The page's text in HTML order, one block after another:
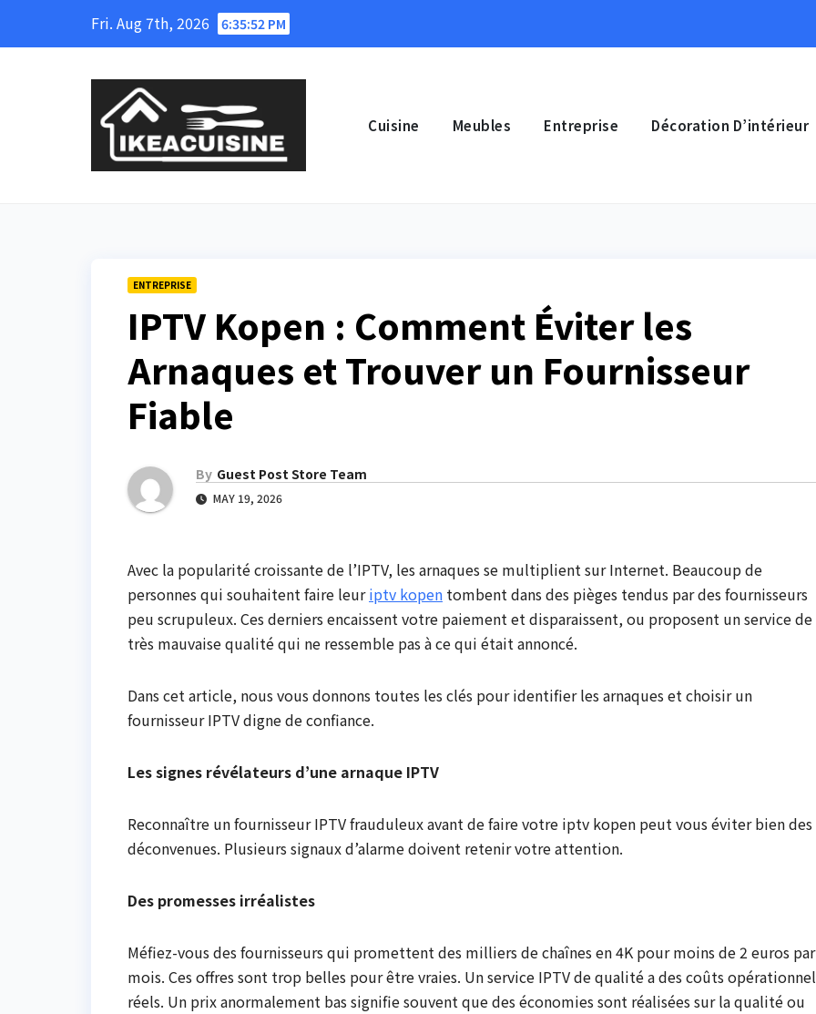
Fri. Aug 7th, 2026 6:35:52 PM
Cuisine Meubles Entreprise Décoration D’intérieur
ENTREPRISE
IPTV Kopen : Comment Éviter les
Arnaques et Trouver un Fournisseur
Fiable
By Guest Post Store Team
MAY 19, 2026
Avec la popularité croissante de l’IPTV, les arnaques se multiplient sur Internet. Beaucoup de
personnes qui souhaitent faire leuriptv kopen tombent dans des pièges tendus par des fournisseurs
peu scrupuleux. Ces derniers encaissent votre paiement et disparaissent, ou proposent un service de
très mauvaise qualité qui ne ressemble pas à ce qui était annoncé.
Dans cet article, nous vous donnons toutes les clés pour identifier les arnaques et choisir un
fournisseur IPTV digne de confiance.
Les signes révélateurs d’une arnaque IPTV
Reconnaître un fournisseur IPTV frauduleux avant de faire votre iptv kopen peut vous éviter bien des
déconvenues. Plusieurs signaux d’alarme doivent retenir votre attention.
Des promesses irréalistes
Méfiez-vous des fournisseurs qui promettent des milliers de chaînes en 4K pour moins de 2 euros par
mois. Ces offres sont trop belles pour être vraies. Un service IPTV de qualité a des coûts
réels. Un prix anormalement bas signifie souvent que des économies sont réalisées sur la qualité ou